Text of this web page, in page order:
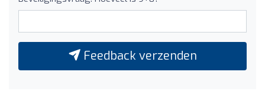
Feedback verzenden